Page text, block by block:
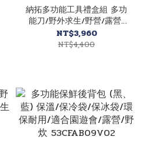
納拓多功能工具禮盒組 多功
能刀/野外求生/野營/露營/
登山/瑞士刀/板手/鉗子
84CBZ1640
NT$3,960
NT$4,400